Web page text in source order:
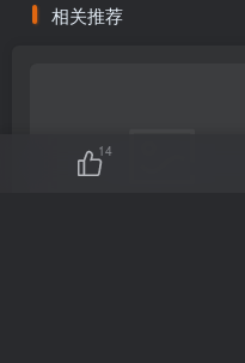
相关推荐
14